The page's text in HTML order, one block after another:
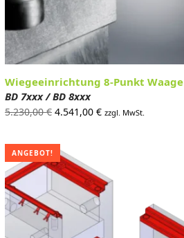
Wiegeeinrichtung 8-Punkt Waage
BD 7xxx / BD 8xxx
5.230,00€ Ursprünglicher
5.230,00 €
4.541,00 €Aktueller
zzgl. MwSt.
ANGEBOT!